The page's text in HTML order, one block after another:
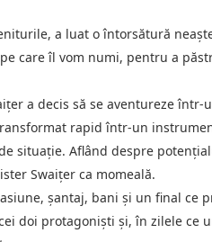
a luat o întorsătură
care îl vom numi, pentru a
a decis să se aventureze
rapid într-un
situație. Aflând despre
Swaițer ca momeală.
șantaj, bani și un final ce
doi protagoniști și, în zilele ce